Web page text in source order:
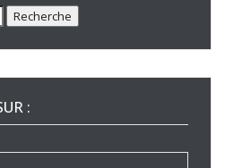
Recherche
: